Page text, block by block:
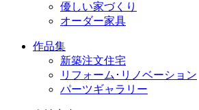
優しい家づくり
オーダー家具
作品集
新築注文住宅
リフォーム･リノベーション
パーツギャラリー